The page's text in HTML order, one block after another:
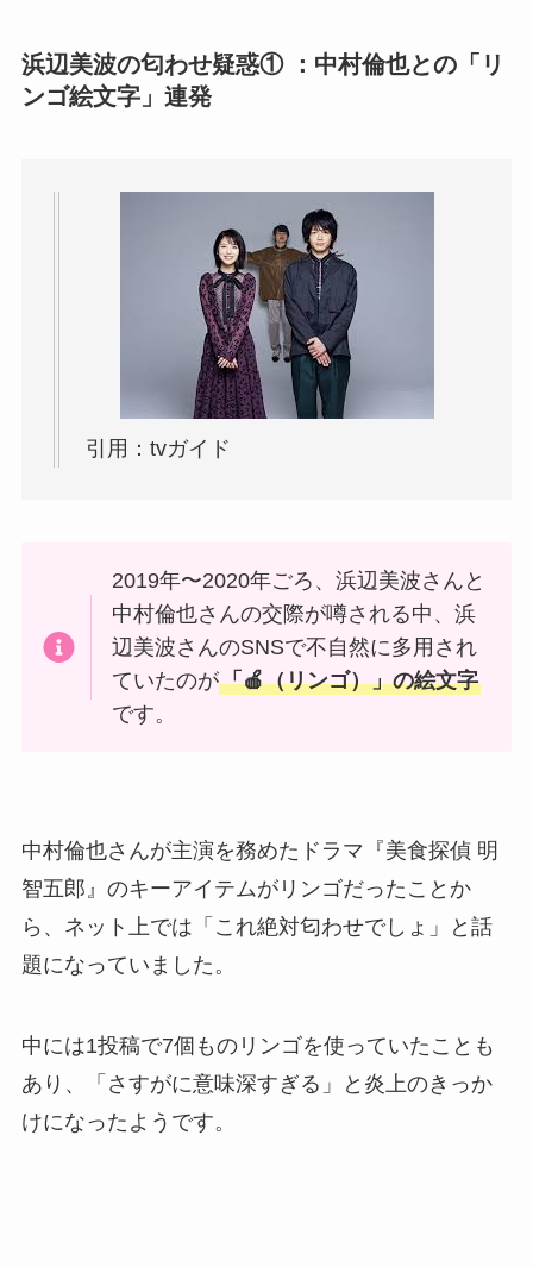
浜辺美波の匂わせ疑惑① ：中村倫也との「リ
ンゴ絵文字」連発
引用：tvガイド
2019年〜2020年ごろ、浜辺美波さんと
中村倫也さんの交際が噂される中、浜
辺美波さんのSNSで不自然に多用され
ていたのが「🍎（リンゴ）」の絵文字
です。
中村倫也さんが主演を務めたドラマ『美食探偵 明
智五郎』のキーアイテムがリンゴだったことか
ら、ネット上では「これ絶対匂わせでしょ」と話
題になっていました。
中には1投稿で7個ものリンゴを使っていたことも
あり、「さすがに意味深すぎる」と炎上のきっか
けになったようです。